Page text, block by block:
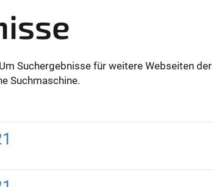
Suchergebnisse für weitere Webseiten der
Suchmaschine.